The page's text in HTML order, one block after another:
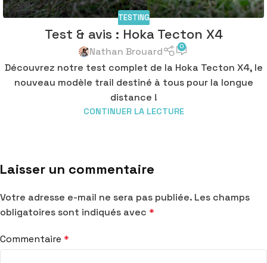
TESTING
Test & avis : Hoka Tecton X4
Nathan Brouard 0
Découvrez notre test complet de la Hoka Tecton X4, le
nouveau modèle trail destiné à tous pour la longue
distance !
CONTINUER LA LECTURE
Laisser un commentaire
Votre adresse e-mail ne sera pas publiée. Les champs
obligatoires sont indiqués avec *
Commentaire *